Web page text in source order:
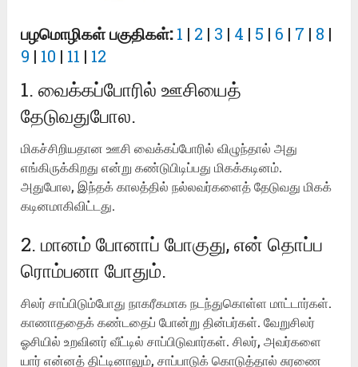
பழமொழிகள் பகுதிகள்: 1 | 2 | 3 | 4 | 5 | 6 | 7 | 8 |
9 | 10 | 11 | 12
1. வைக்கப்போரில் ஊசியைத்
தேடுவதுபோல.
மிகச்சிறியதான ஊசி வைக்கப்போரில் விழுந்தால் அது
எங்கிருக்கிறது என்று கண்டுபிடிப்பது மிகக்கடினம்.
அதுபோல, இந்தக் காலத்தில் நல்லவர்களைத் தேடுவது மிகக்
கடினமாகிவிட்டது.
2. மானம் போனாப் போகுது, என் தொப்ப
ரொம்பனா போதும்.
சிலர் சாப்பிடும்போது நாகரீகமாக நடந்துகொள்ள மாட்டார்கள்.
காணாததைக் கண்டதைப் போன்று தின்பர்கள். வேறுசிலர்
ஓசியில் உறவினர் வீட்டில் சாப்பிடுவார்கள். சிலர், அவர்களை
யார் என்னத் திட்டினாலும், சாப்பாடுக் கொடுத்தால் சுரணை